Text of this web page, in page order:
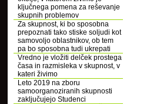
ključnega pomena za reševanje
skupnih problemov
Za skupnost, ki bo sposobna
prepoznati tako stiske soljudi kot
samovoljo oblastnikov, ob tem
pa bo sposobna tudi ukrepati
Vredno je vložiti delček prostega
časa in razmisleka v skupnost, v
kateri živimo
Leto 2019 na zboru
samoorganoziranih skupnosti
zaključujejo Studenci